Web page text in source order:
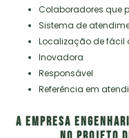
colaboradores
sistema de
localização de fácil
inovadora
responsável
referência em
A empresa